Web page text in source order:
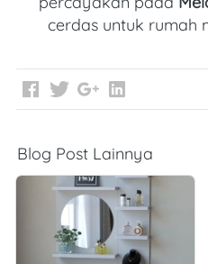
cerdas untuk rumah
Blog Post Lainnya